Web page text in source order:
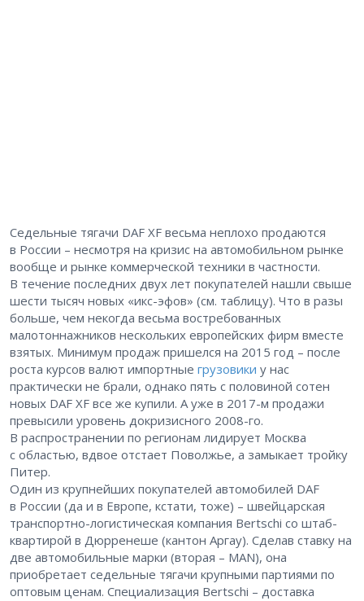
Седельные тягачи DAF XF весьма неплохо продаются
в России – ​несмотря на кризис на автомобильном рынке
вообще и рынке коммерческой техники в частности.
В течение последних двух лет покупателей нашли свыше
шести тысяч новых «икс-эфов» (см. таблицу). Что в разы
больше, чем некогда весьма востребованных
малотоннажников нескольких европейских фирм вместе
взятых. Минимум продаж пришелся на 2015 год – ​после
роста курсов валют импортные грузовики у нас
практически не брали, однако пять с половиной сотен
новых DAF XF все же купили. А уже в 2017-м продажи
превысили уровень докризисного 2008-го.
В распространении по регионам лидирует Москва
с областью, вдвое отстает Поволжье, а замыкает тройку
Питер.
Один из крупнейших покупателей автомобилей DAF
в России (да и в Европе, кстати, тоже) – ​швейцарская
транспортно-логистическая компания Bertschi со штаб-
квартирой в Дюрренеше (кантон Аргау). Сделав ставку на
две автомобильные марки (вторая – ​MAN), она
приобретает седельные тягачи крупными партиями по
оптовым ценам. Специализация Bertschi – ​доставка